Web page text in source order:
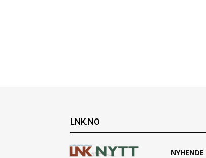
LNK.NO
NYHENDE